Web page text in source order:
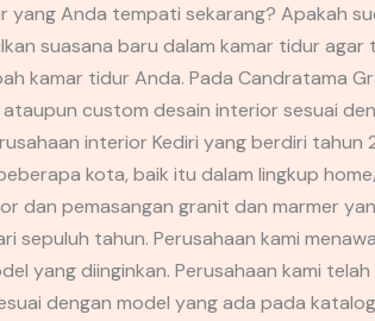
yang Anda tempati sekarang? Apakah
suasana baru dalam kamar tidur
kamar tidur Anda. Pada Candratama
custom desain interior sesuai
interior Kediri yang berdiri tahun
kota, baik itu dalam lingkup
dan pemasangan granit dan marmer
sepuluh tahun. Perusahaan kami
yang diinginkan. Perusahaan kami
dengan model yang ada pada